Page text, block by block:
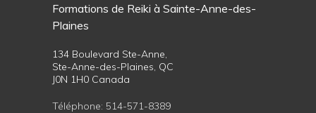
Formations de Reiki à Sainte-Anne-des-
Plaines
134 Boulevard Ste-Anne,
Ste-Anne-des-Plaines, QC
J0N 1H0 Canada
Téléphone: 514-571-8389